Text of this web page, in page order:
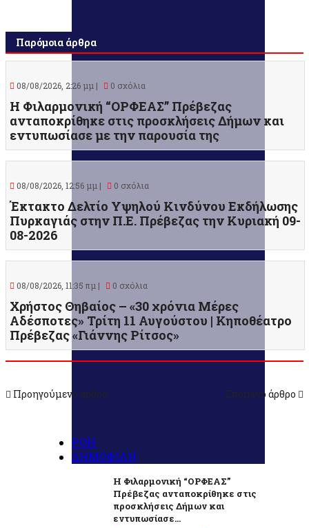
Παρόμοια άρθρα
08/08/2026, 2:26 μμ | 0 σχόλια
Η Φιλαρμονική “ΟΡΦΕΑΣ” Πρέβεζας
ανταποκρίθηκε στις προσκλήσεις Δήμων και
εντυπωσίασε με την παρουσία της
08/08/2026, 12:56 μμ | 0 σχόλια
Έκτακτο Δελτίο Υψηλού Κινδύνου Εκδήλωσης
Πυρκαγιάς στην Π.Ε. Πρέβεζας την Κυριακή 09-
08-2026
08/08/2026, 11:35 πμ | 0 σχόλια
Χρήστος Θηβαίος – «30 χρόνια Μέρες
Αδέσποτες» Τρίτη 11 Αυγούστου | Κηποθέατρο
Πρέβεζας «Γιάννης Ρίτσος»
Προηγούμενο άρθρο Επόμενο άρθρο
ΡΟΗ
ΔΗΜΟΦΙΛΗ
Η Φιλαρμονική “ΟΡΦΕΑΣ”
Πρέβεζας ανταποκρίθηκε στις
προσκλήσεις Δήμων και
εντυπωσίασε...